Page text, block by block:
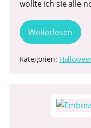
wollte ich sie alle
Weiterlesen
Kategorien: